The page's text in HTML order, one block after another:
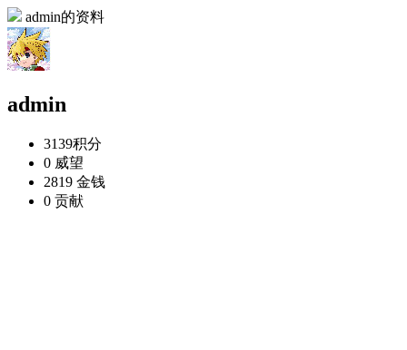
admin的资料
admin
3139积分
0 威望
2819 金钱
0 贡献